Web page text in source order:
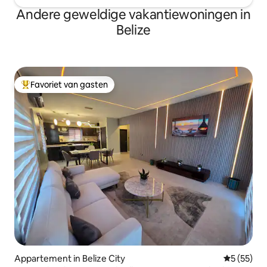
Andere geweldige vakantiewoningen in
Belize
Topfavoriet van gasten
Favoriet van gasten
Appartement in Belize City
5 (55)